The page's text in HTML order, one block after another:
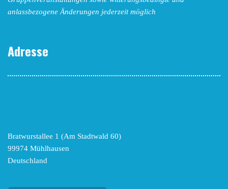
anlassbezogene Änderungen jederzeit möglich
Adresse
Bratwurstallee 1 (Am Stadtwald 60)
99974 Mühlhausen
Deutschland